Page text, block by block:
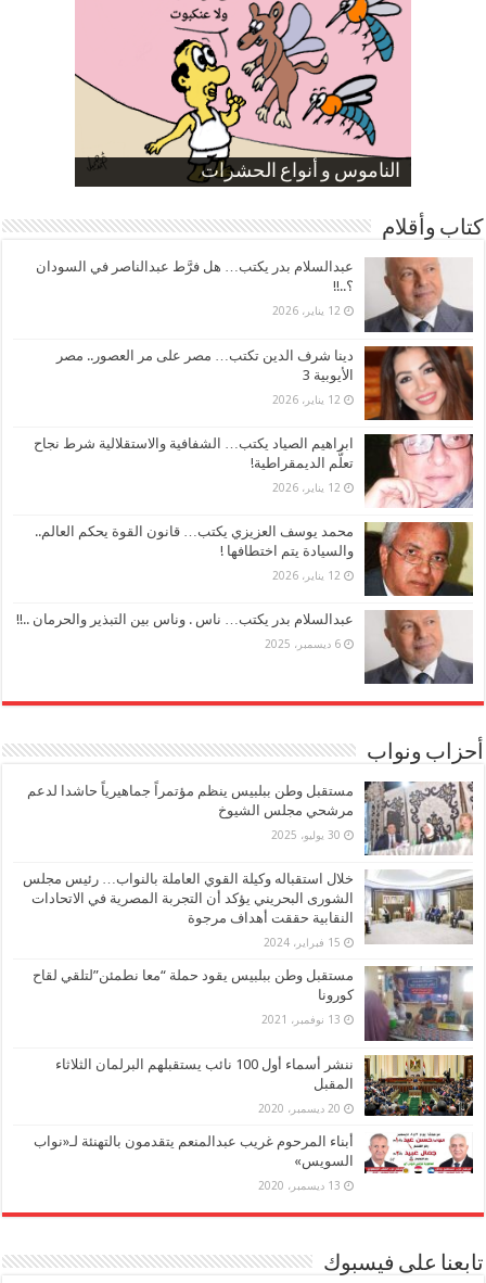
الناموس و أنواع الحشرات
الموظفين بعد ارتفاع الأسعار
ارتفاع نسبة الطلاق في مصر
صورة كاركاتيرية
صورة كاركاتيرية
كتاب وأقلام
عبدالسلام بدر يكتب… هل فرَّط عبدالناصر في السودان
؟..!!
12 يناير، 2026
دينا شرف الدين تكتب… مصر على مر العصور.. مصر
الأيوبية 3
12 يناير، 2026
ابراهيم الصياد يكتب… الشفافية والاستقلالية شرط نجاح
تعلُّم الديمقراطية!
12 يناير، 2026
محمد يوسف العزيزي يكتب… قانون القوة يحكم العالم..
والسيادة يتم اختطافها !
12 يناير، 2026
عبدالسلام بدر يكتب… ناس . وناس بين التبذير والحرمان ..!!
6 ديسمبر، 2025
أحزاب ونواب
مستقبل وطن ببلبيس ينظم مؤتمراً جماهيرياً حاشدا لدعم
مرشحي مجلس الشيوخ
30 يوليو، 2025
خلال استقباله وكيلة القوي العاملة بالنواب… رئيس مجلس
الشورى البحريني يؤكد أن التجربة المصرية في الاتحادات
النقابية حققت أهداف مرجوة
15 فبراير، 2024
مستقبل وطن ببلبيس يقود حملة “معا نطمئن”لتلقي لقاح
كورونا
13 نوفمبر، 2021
ننشر أسماء أول 100 نائب يستقبلهم البرلمان الثلاثاء
المقبل
20 ديسمبر، 2020
أبناء المرحوم غريب عبدالمنعم يتقدمون بالتهنئة لـ«نواب
السويس»
13 ديسمبر، 2020
تابعنا على فيسبوك